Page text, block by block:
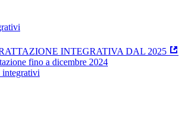
INTEGRATIVA DAL 2025
fino a dicembre 2024
integrativi